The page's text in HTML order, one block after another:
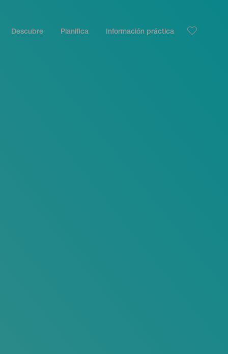
Descubre Planifica Información práctica